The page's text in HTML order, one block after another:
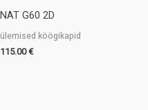
NAT G60 2D
ülemised köögikapid
115.00€